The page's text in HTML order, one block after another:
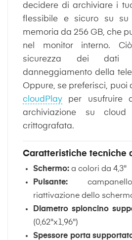
decidere di archiviare i
flessibile e sicuro su
memoria da 256 GB, che
nel monitor interno.
sicurezza dei
danneggiamento della
Oppure, se preferisci, puoi
cloudPlay per usufruire
archiviazione su cloud
crittografata.
Caratteristiche tecniche
Schermo: a colori da 4,3"
Pulsante:
riattivazione dello
Diametro spioncino
(0,62"x1,96")
Spessore porta